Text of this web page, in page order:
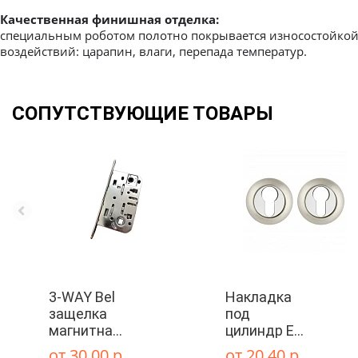
Межкомнатные двери
Входные двери
Фурнитура
Специальные двери
Межкомнатные
Эмаль
Зеркало
Стекло
Качественная финишная отделка:
специальным роботом полотно покрывается
воздействий: царапин, влаги, перепада температур.
СОПУТСТВУЮЩИЕ ТОВАРЫ
3-WAY Bel
защелка
магнитная
(WC)
Накладка
под
цилиндр ET
RM SN/CP-3